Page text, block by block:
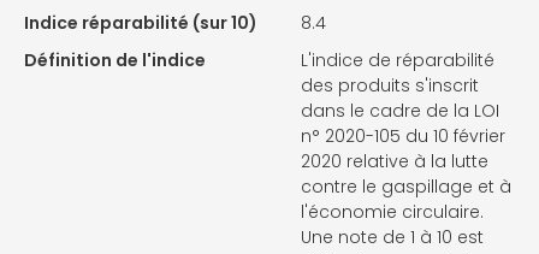
Indice réparabilité (sur 10)
8.4
Définition de l'indice
L'indice de réparabilité
des produits s'inscrit
dans le cadre de la LOI
n° 2020-105 du 10 février
2020 relative à la lutte
contre le gaspillage et à
l'économie circulaire.
Une note de 1 à 10 est